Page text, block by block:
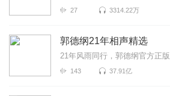
27 3314.22万
郭德纲21年相声精选
21年风雨同行，郭德纲官方正版
143 37.91亿